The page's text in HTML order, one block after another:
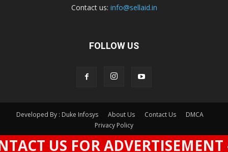
Contact us: info@sellaid.in
FOLLOW US
Developed By : Duke Infosys About Us Contact Us
DMCA
Privacy Policy
© All Rights Reserved By Sell Aid
US FOR ADVERTISEMENT -